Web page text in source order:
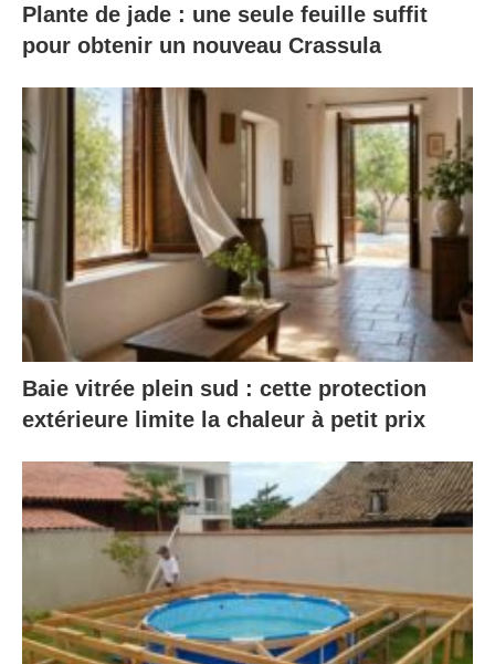
Plante de jade : une seule feuille suffit
pour obtenir un nouveau Crassula
Baie vitrée plein sud : cette protection
extérieure limite la chaleur à petit prix